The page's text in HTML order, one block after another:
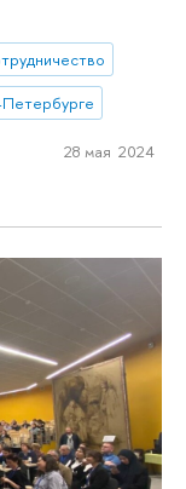
28 мая 2024